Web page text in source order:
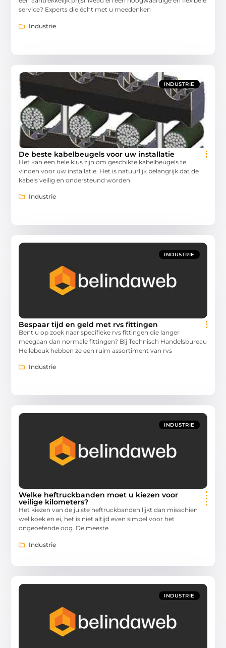
service? Experts die écht met u meedenken
Industrie
INDUSTRIE
De beste kabelbeugels voor uw installatie
Het kan een hele klus zijn om geschikte kabelbeugels te
vinden voor uw installatie. Het is natuurlijk belangrijk dat de
kabels veilig en ondersteund worden
Industrie
INDUSTRIE
Bespaar tijd en geld met rvs fittingen
Bent u op zoek naar specifieke rvs fittingen die langer
meegaan dan normale fittingen? Bij Technisch Handelsbureau
Hellebeuk hebben ze een ruim assortiment van rvs
Industrie
INDUSTRIE
Welke heftruckbanden moet u kiezen voor
veilige kilometers?
Het kiezen van de juiste heftruckbanden lijkt dan misschien
wel koek en ei, het is niet altijd even simpel voor het
ongeoefende oog. De meeste
Industrie
INDUSTRIE